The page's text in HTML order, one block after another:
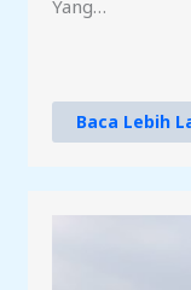
Yang…
Baca Lebih